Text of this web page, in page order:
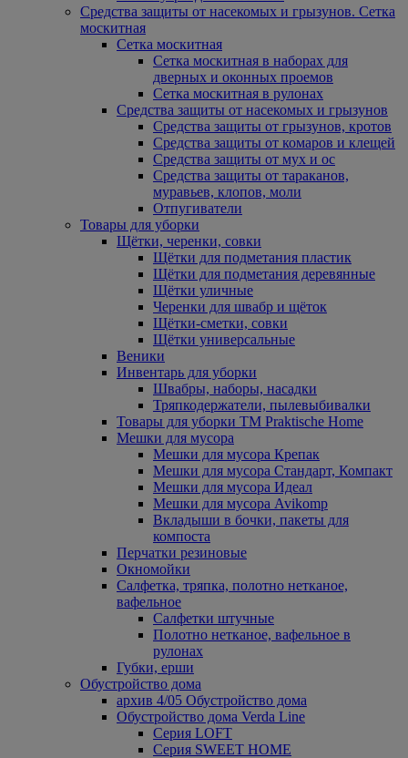
Средства защиты от насекомых и грызунов. Сетка
москитная
Сетка москитная
Сетка москитная в наборах для
дверных и оконных проемов
Сетка москитная в рулонах
Средства защиты от насекомых и грызунов
Средства защиты от грызунов, кротов
Средства защиты от комаров и клещей
Средства защиты от мух и ос
Средства защиты от тараканов,
муравьев, клопов, моли
Отпугиватели
Товары для уборки
Щётки, черенки, совки
Щётки для подметания пластик
Щётки для подметания деревянные
Щётки уличные
Черенки для швабр и щёток
Щётки-сметки, совки
Щётки универсальные
Веники
Инвентарь для уборки
Швабры, наборы, насадки
Тряпкодержатели, пылевыбивалки
Товары для уборки ТМ Praktische Home
Мешки для мусора
Мешки для мусора Крепак
Мешки для мусора Стандарт, Компакт
Мешки для мусора Идеал
Мешки для мусора Avikomp
Вкладыши в бочки, пакеты для
компоста
Перчатки резиновые
Окномойки
Салфетка, тряпка, полотно нетканое,
вафельное
Салфетки штучные
Полотно нетканое, вафельное в
рулонах
Губки, ерши
Обустройство дома
архив 4/05 Обустройство дома
Обустройство дома Verda Line
Серия LOFT
Серия SWEET HOME